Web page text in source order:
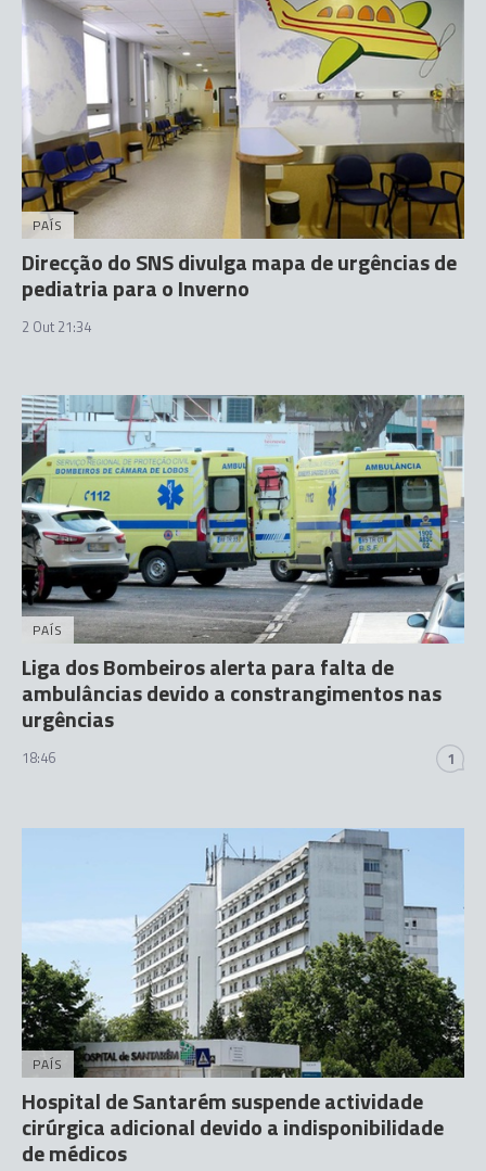
PAÍS
Direcção do SNS divulga mapa de urgências de
pediatria para o Inverno
2 Out 21:34
PAÍS
Liga dos Bombeiros alerta para falta de
ambulâncias devido a constrangimentos nas
urgências
18:46 1
PAÍS
Hospital de Santarém suspende actividade
cirúrgica adicional devido a indisponibilidade
de médicos